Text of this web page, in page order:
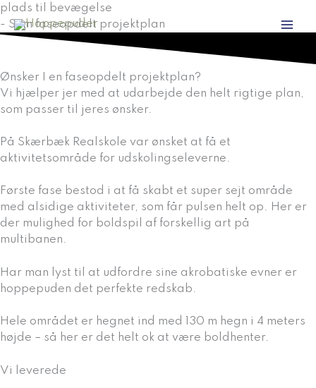
Gå
til
indholdet
plads til bevægelse
- Som faseopdelt projektplan
Ønsker I en faseopdelt projektplan?
Vi hjælper jer med at udarbejde den helt rigtige plan,
som passer til jeres ønsker.
På Skærbæk Realskole var ønsket at få et
aktivitetsområde for udskolingseleverne.
Første fase bestod i at få skabt et super sejt område
med alsidige aktiviteter, som får pulsen helt op. Her er
der mulighed for boldspil af forskellig art på
multibanen.
Har man lyst til at udfordre sine akrobatiske evner er
hoppepuden det perfekte redskab.
Hele området er hegnet ind med 130 m hegn i 4 meters
højde – så her er det helt ok at være boldhenter.
Vi leverede